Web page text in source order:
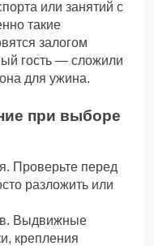
или занятий с
такие
залогом
гость — сложили
для ужина.
при выборе
Проверьте перед
разложить или
Выдвижные
крепления